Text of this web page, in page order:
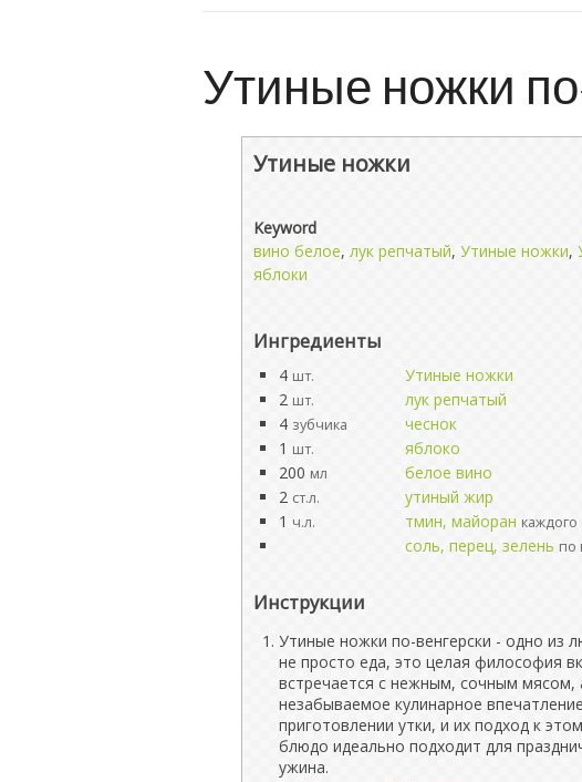
Утиные ножки
Утиные ножки
Keyword
вино белое, лук репчатый, Утиные ножки,
яблоки
Ингредиенты
4 шт.
Утиные ножки
2 шт.
лук репчатый
4 зубчика
чеснок
1 шт.
яблоко
200 мл
белое вино
2 ст.л.
утиный жир
1 ч.л. тмин, майоран каждого
соль, перец, зелень по
Инструкции
Утиные ножки по-венгерски - одно из
не просто еда, это целая философия
встречается с нежным, сочным мясом,
незабываемое кулинарное
приготовлении утки, и их подход к
блюдо идеально подходит для
ужина.